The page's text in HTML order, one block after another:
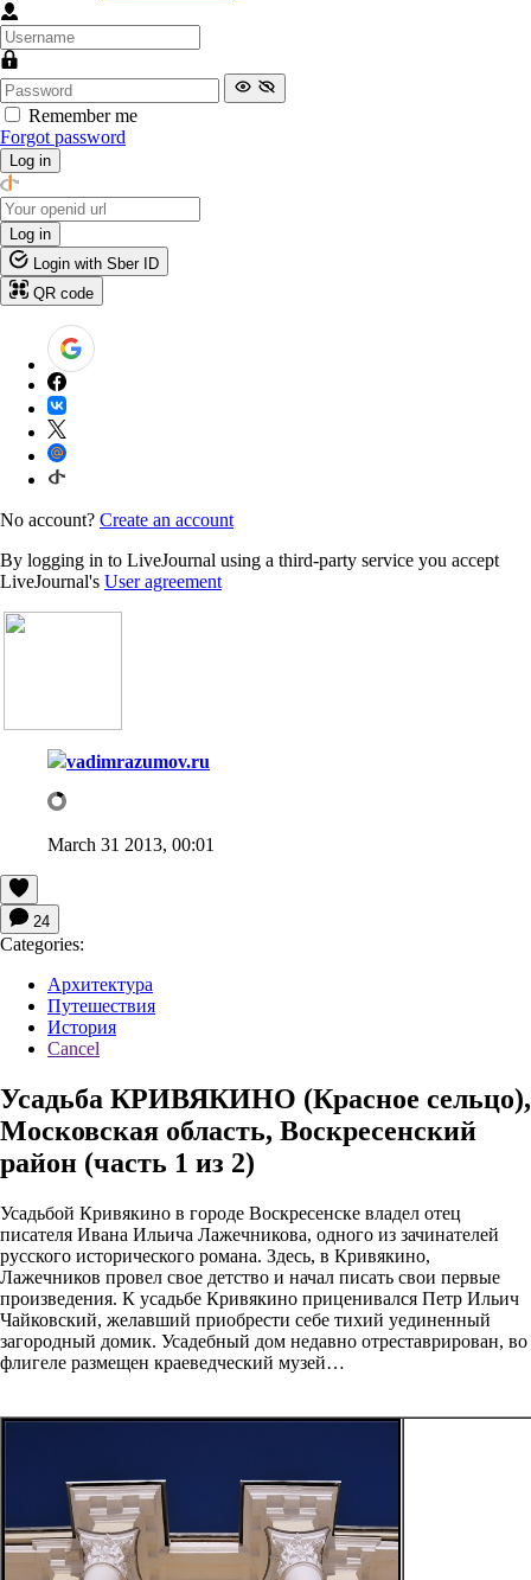
Remember me
Forgot password
Log in
Log in
Login with Sber ID
QR code
No account? Create an account
By logging in to LiveJournal using a third-party service you accept
LiveJournal's User agreement
vadimrazumov.ru
March 31 2013, 00:01
24
Categories:
Архитектура
Путешествия
История
Cancel
Усадьба КРИВЯКИНО (Красное сельцо),
Московская область, Воскресенский
район (часть 1 из 2)
Усадьбой Кривякино в городе Воскресенске владел отец
писателя Ивана Ильича Лажечникова, одного из зачинателей
русского исторического романа. Здесь, в Кривякино,
Лажечников провел свое детство и начал писать свои первые
произведения. К усадьбе Кривякино приценивался Петр Ильич
Чайковский, желавший приобрести себе тихий уединенный
загородный домик. Усадебный дом недавно отреставрирован, во
флигеле размещен краеведческий музей…